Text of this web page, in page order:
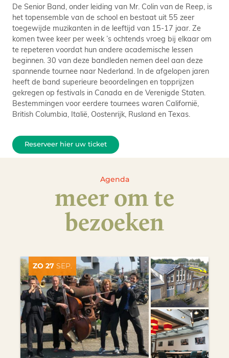
De Senior Band, onder leiding van Mr. Colin van de Reep, is
het topensemble van de school en bestaat uit 55 zeer
toegewijde muzikanten in de leeftijd van 15-17 jaar. Ze
komen twee keer per week ’s ochtends vroeg bij elkaar om
te repeteren voordat hun andere academische lessen
beginnen. 30 van deze bandleden nemen deel aan deze
spannende tournee naar Nederland. In de afgelopen jaren
heeft de band superieure beoordelingen en topprijzen
gekregen op festivals in Canada en de Verenigde Staten.
Bestemmingen voor eerdere tournees waren Californië,
British Columbia, Italië, Oostenrijk, Rusland en Texas.
Reserveer hier uw ticket
Agenda
meer om te
bezoeken
ZO 27 SEP.